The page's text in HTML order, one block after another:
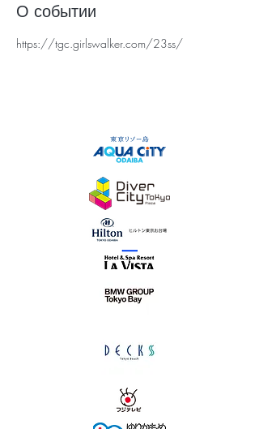
О событии
https://tgc.girlswalker.com/23ss/